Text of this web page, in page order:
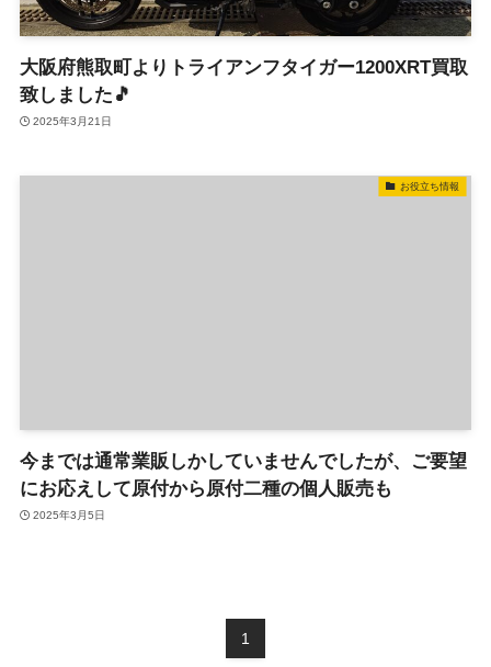
大阪府熊取町よりトライアンフタイガー1200XRT買取
致しました🎵
2025年3月21日
お役立ち情報
今までは通常業販しかしていませんでしたが、ご要望
にお応えして原付から原付二種の個人販売も
2025年3月5日
1